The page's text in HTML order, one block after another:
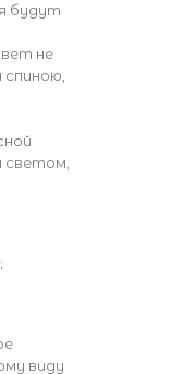
будут
не
светом,
виду